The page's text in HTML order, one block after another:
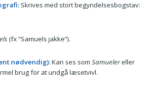
Skrives med stort begyndelsesbogstav:
(fx “Samuels jakke”).
nødvendig):Kan ses som Samuelereller
brug for at undgå læsetvivl.